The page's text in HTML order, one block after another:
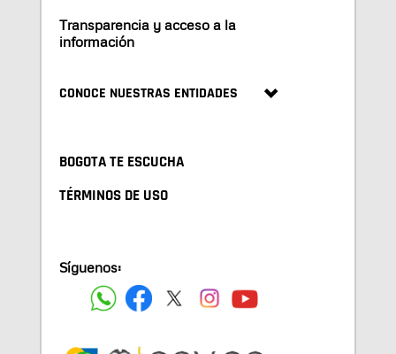
Transparencia y acceso a la
información
CONOCE NUESTRAS ENTIDADES
BOGOTA TE ESCUCHA
TÉRMINOS DE USO
Síguenos: